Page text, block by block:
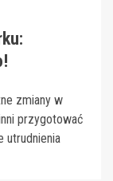
zmiany w
przygotować
utrudnienia